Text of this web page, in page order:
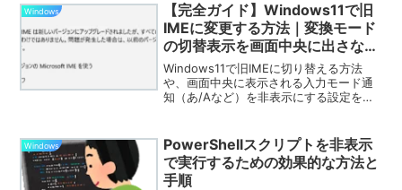
Windows
【完全ガイド】Windows11で旧
IMEに変更する方法｜変換モード
の切替表示を画面中央に出さない
設定も解説！
Windows11で旧IMEに切り替える方法
や、画面中央に表示される入力モード通
知（あ/Aなど）を非表示にする設定を丁
Windows
PowerShellスクリプトを非表示
で実行するための効果的な方法と
手順